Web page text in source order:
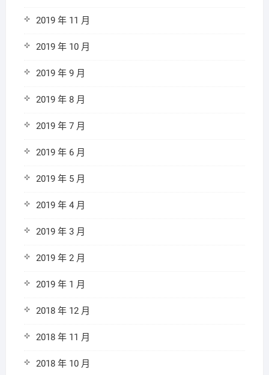
2019 年 11 月
2019 年 10 月
2019 年 9 月
2019 年 8 月
2019 年 7 月
2019 年 6 月
2019 年 5 月
2019 年 4 月
2019 年 3 月
2019 年 2 月
2019 年 1 月
2018 年 12 月
2018 年 11 月
2018 年 10 月